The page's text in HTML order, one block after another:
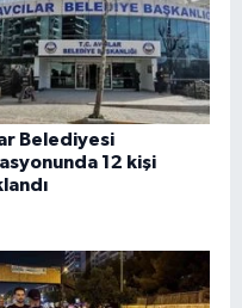
Belediyesi
12 kişi